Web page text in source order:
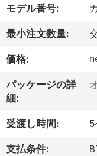
私
に
つ
い
て
モデル番号:
最小注文数量:
価格:
パッケージの詳
細:
受渡し時間:
支払条件: